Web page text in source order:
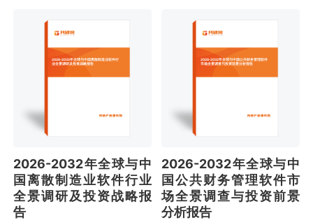
2026-2032年全球与中国离散制造业软件行
业全景调研及投资战略报告
2026-2032年全球与中
国离散制造业软件行业
全景调研及投资战略报
告
2026-2032年全球与中国公共财务管理软件
市场全景调查与投资前景分析报告
2026-2032年全球与中
国公共财务管理软件市
场全景调查与投资前景
分析报告